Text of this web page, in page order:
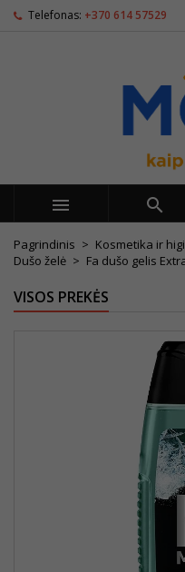
Telefonas: +370 614 57529
 
Pagrindinis Kosmetika ir
Dušo želė
Fa dušo gelis
VISOS PREKĖS